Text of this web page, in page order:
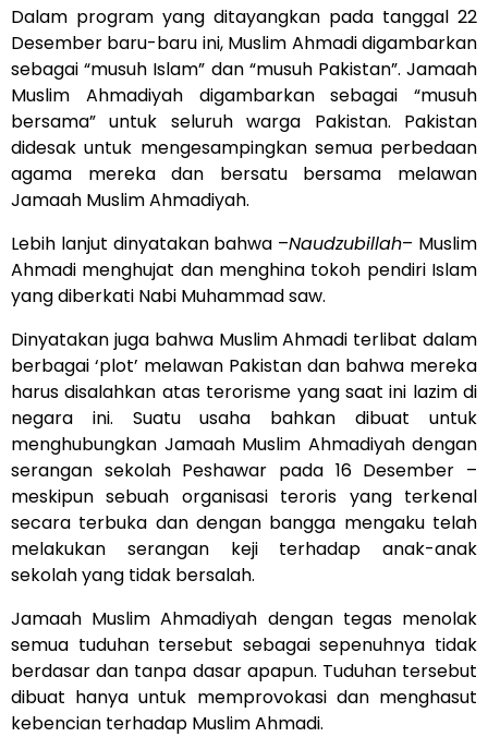
Dalam program yang ditayangkan pada tanggal 22
Desember baru-baru ini, Muslim Ahmadi digambarkan
sebagai “musuh Islam” dan “musuh Pakistan”. Jamaah
Muslim Ahmadiyah digambarkan sebagai “musuh
bersama” untuk seluruh warga Pakistan. Pakistan
didesak untuk mengesampingkan semua perbedaan
agama mereka dan bersatu bersama melawan
Jamaah Muslim Ahmadiyah.
Lebih lanjut dinyatakan bahwa –Naudzubillah– Muslim
Ahmadi menghujat dan menghina tokoh pendiri Islam
yang diberkati Nabi Muhammad saw.
Dinyatakan juga bahwa Muslim Ahmadi terlibat dalam
berbagai ‘plot’ melawan Pakistan dan bahwa mereka
harus disalahkan atas terorisme yang saat ini lazim di
negara ini. Suatu usaha bahkan dibuat untuk
menghubungkan Jamaah Muslim Ahmadiyah dengan
serangan sekolah Peshawar pada 16 Desember –
meskipun sebuah organisasi teroris yang terkenal
secara terbuka dan dengan bangga mengaku telah
melakukan serangan keji terhadap anak-anak
sekolah yang tidak bersalah.
Jamaah Muslim Ahmadiyah dengan tegas menolak
semua tuduhan tersebut sebagai sepenuhnya tidak
berdasar dan tanpa dasar apapun. Tuduhan tersebut
dibuat hanya untuk memprovokasi dan menghasut
kebencian terhadap Muslim Ahmadi.